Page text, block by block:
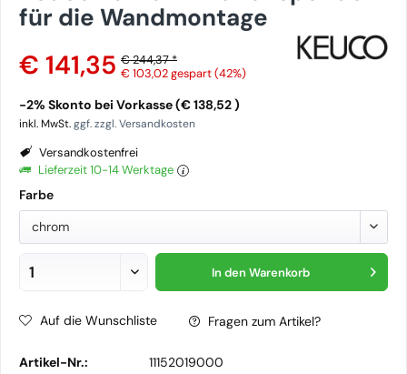
für die Wandmontage
€ 141,35 € 244,37 *
€ 103,02gespart (42%)
-2% Skonto bei Vorkasse (€ 138,52 )
inkl. MwSt.ggf. zzgl. Versandkosten
Versandkostenfrei
Lieferzeit 10-14 Werktage
Farbe
chrom
In den Warenkorb
Auf die Wunschliste Fragen zum Artikel?
Artikel-Nr.:
11152019000